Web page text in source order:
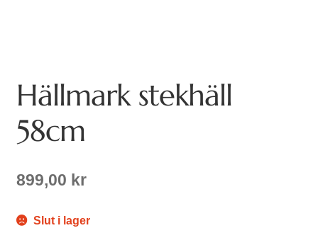
Hällmark stekhäll
58cm
899,00 kr
Slut i lager